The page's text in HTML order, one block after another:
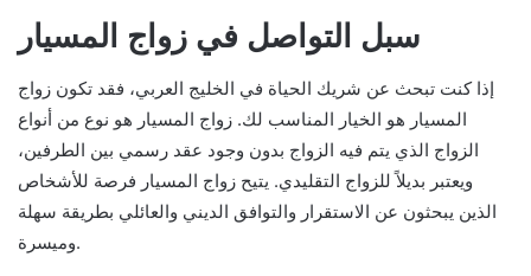
سبل التواصل في زواج المسيار
إذا كنت تبحث عن شريك الحياة في الخليج العربي، فقد تكون زواج
المسيار هو الخيار المناسب لك. زواج المسيار هو نوع من أنواع
الزواج الذي يتم فيه الزواج بدون وجود عقد رسمي بين الطرفين،
ويعتبر بديلاً للزواج التقليدي. يتيح زواج المسيار فرصة للأشخاص
الذين يبحثون عن الاستقرار والتوافق الديني والعائلي بطريقة سهلة
وميسرة.